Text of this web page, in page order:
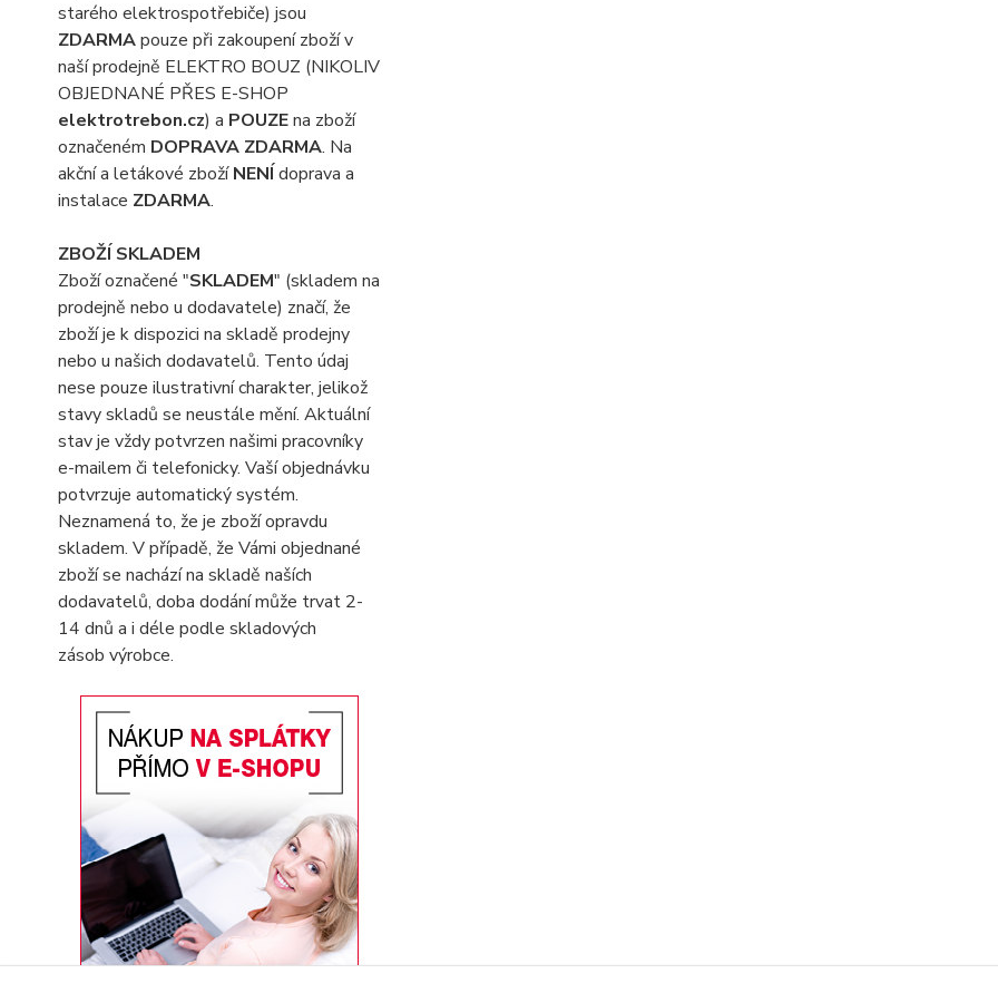
starého elektrospotřebiče) jsou
ZDARMApouze při zakoupení zboží v
naší prodejně ELEKTRO BOUZ (NIKOLIV
OBJEDNANÉ PŘES E-SHOP
elektrotrebon.cz) a POUZEna zboží
označeném DOPRAVA ZDARMA. Na
akční a letákové zbožíNENÍ doprava a
instalace ZDARMA.
ZBOŽÍ SKLADEM
Zboží označené "SKLADEM" (skladem na
prodejně nebo u dodavatele) značí, že
zboží je k dispozici na skladě prodejny
nebo u našich dodavatelů. Tento údaj
nese pouze ilustrativní charakter, jelikož
stavy skladů se neustále mění. Aktuální
stav je vždy potvrzen našimi pracovníky
e-mailem či telefonicky. Vaší objednávku
potvrzuje automatický systém.
Neznamená to, že je zboží opravdu
skladem. V případě, že Vámi objednané
zboží se nachází na skladě naších
dodavatelů, doba dodání může trvat 2-
14 dnů a i déle podle skladových
zásob výrobce.